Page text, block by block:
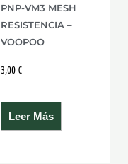
PNP-VM3 MESH
RESISTENCIA –
VOOPOO
3,00€
Leer Más